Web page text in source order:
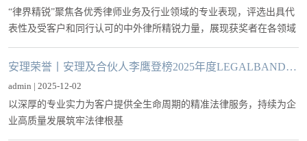
“律界精锐”聚焦各优秀律师业务及行业领域的专业表现，评选出具代
表性及受客户和同行认可的中外律所精锐力量，展现获奖者在各领域
的领导地位和市场贡献。
安理荣誉丨安理及合伙人李鹰登榜2025年度LEGALBAND BOB中国律所/律师30强
admin | 2025-12-02
以深厚的专业实力为客户提供全生命周期的精准法律服务，持续为企
业高质量发展筑牢法律根基